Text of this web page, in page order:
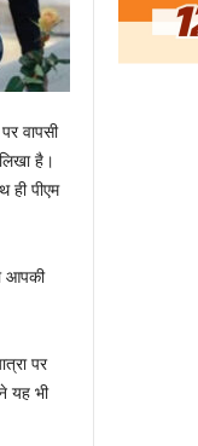
वापसी
है।
ही पीएम
आपकी
पर
यह भी